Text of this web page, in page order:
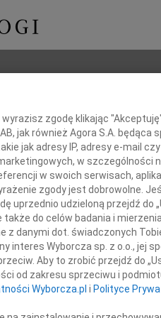
i Pradziadek
zgodę klikając
jak również Agora S.A. będąca
jak adresy IP, adresy e-mail
w szczególności
w swoich serwisach,
zgody jest dobrowolne.
uprzednio udzieloną przejdź do
do celów badania i
z danymi dot. świadczonych
Wyborcza sp. z o.o., jej
Aby to zrobić przejdź do
od zakresu sprzeciwu i
Wyborcza.pl i Polityce